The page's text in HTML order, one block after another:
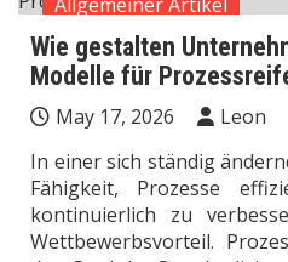
Wie gestalten
Modelle für
May 17, 2026
Leon
In einer sich ständig
Fähigkeit, Prozesse
kontinuierlich zu
Wettbewerbsvorteil.